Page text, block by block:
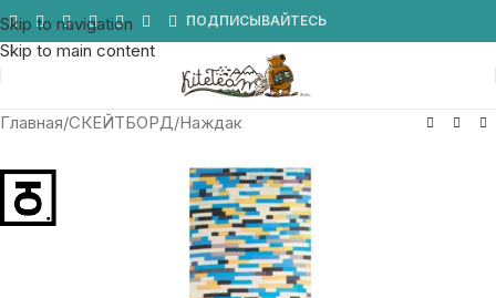
Skip to navigation
Skip to main content
ПОДПИСЫВАЙТЕСЬ
Главная/СКЕЙТБОРД/Наждак